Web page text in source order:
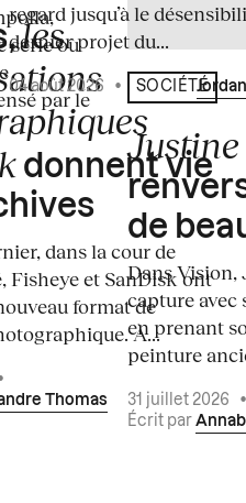
série où
par le
les
donnent vie
dans la cour de
Fisheye et SanDisk ont
format de
À...
Thomas
regard jusqu’à le
dernier projet du...
04 août 2026 • Écrit par
SOCIÉTÉ
de
Dans
capture avec
en prenant
peinture
31 juillet 2026
Écrit par